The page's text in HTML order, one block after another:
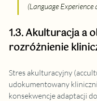
(Language
1.3. Akulturacja a
rozróżnienie
Stres akulturacyjny
udokumentowany
konsekwencje adaptacji